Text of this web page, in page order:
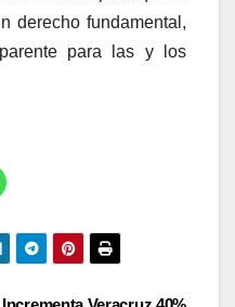
derecho fundamental,
para las y los